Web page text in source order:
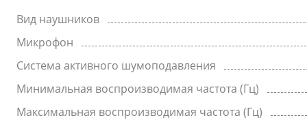
Вид наушников
Микрофон
Система активного шумоподавления
Минимальная воспроизводимая частота (Гц)
Максимальная воспроизводимая частота (Гц)